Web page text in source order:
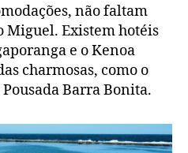
não faltam
Miguel. Existem hotéis
e o Kenoa
charmosas, como o
Barra Bonita.